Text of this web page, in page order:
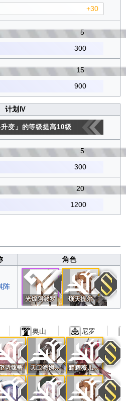
+30
5
300
15
900
计划Ⅳ
变」的等级提高10级
5
300
20
1200
角色
阵
光煌阿波罗 熯天提尔
奥山 尼罗
诗蔻蒂 天卫海姆达尔 黯耀薇儿丹蒂